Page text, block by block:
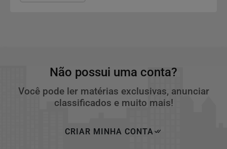
Não possui uma conta?
Você pode ler matérias exclusivas, anunciar
classificados e muito mais!
CRIAR MINHA CONTA